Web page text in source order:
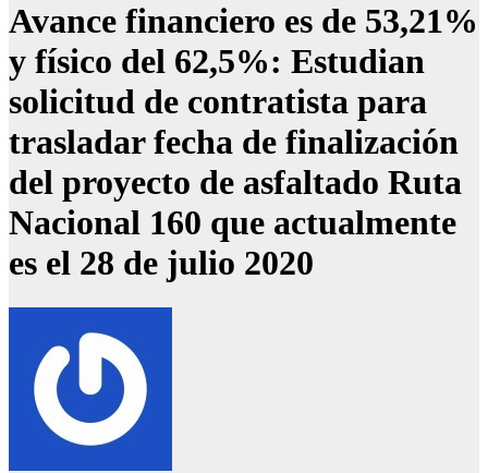
Avance financiero es de 53,21%
y físico del 62,5%: Estudian
solicitud de contratista para
trasladar fecha de finalización
del proyecto de asfaltado Ruta
Nacional 160 que actualmente
es el 28 de julio 2020